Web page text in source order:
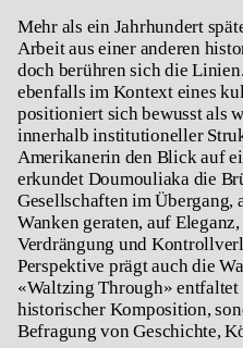
Mehr als ein Jahrhundert
Arbeit aus einer anderen
doch berühren sich die
ebenfalls im Kontext eines
positioniert sich bewusst als
innerhalb institutioneller
Amerikanerin den Blick auf
erkundet Doumouliaka die
Gesellschaften im Übergang,
Wanken geraten, auf
Verdrängung und
Perspektive prägt auch die
«Waltzing Through» entfaltet
historischer Komposition,
Befragung von Geschichte,